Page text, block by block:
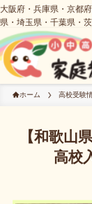
ホーム 高校受験
【和歌山
高校